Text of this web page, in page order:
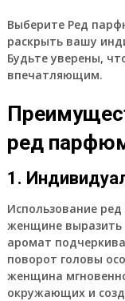
Выберите Ред
раскрыть вашу
Будьте уверены,
впечатляющим.
ред
1.
Использование
женщине выразить
аромат
поворот головы
женщина
окружающих и